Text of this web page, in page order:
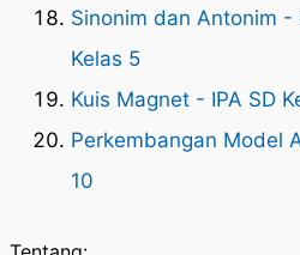
Sinonim dan Antonim -
Kelas 5
Kuis Magnet - IPA SD
Perkembangan Model
10